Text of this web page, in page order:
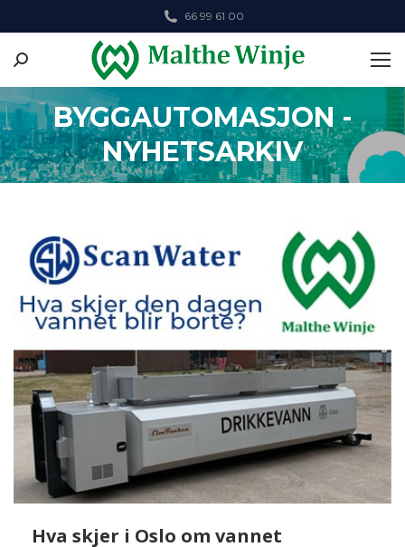
66 99 61 00
Search:
BYGGAUTOMASJON -
NYHETSARKIV
Hva skjer i Oslo om vannet